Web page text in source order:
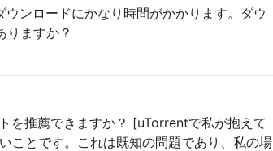
ンロードにかなり時間がかかります。ダウ
りますか？
を推薦できますか？ [uTorrentで私が抱えて
ことです。これは既知の問題であり、私の場